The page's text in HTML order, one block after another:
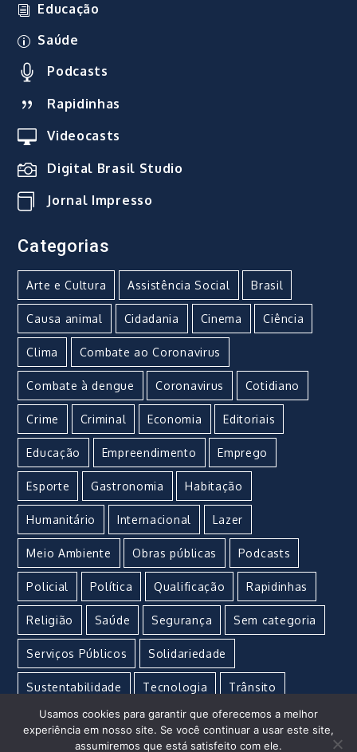
Educação
Saúde
Podcasts
Rapidinhas
Videocasts
Digital Brasil Studio
Jornal Impresso
Categorias
Arte e Cultura Assistência Social Brasil
Causa animal Cidadania Cinema Ciência
Clima Combate ao Coronavirus
Combate à dengue Coronavirus Cotidiano
Crime Criminal Economia Editoriais
Educação Empreendimento Emprego
Esporte Gastronomia Habitação
Humanitário Internacional Lazer
Meio Ambiente Obras públicas Podcasts
Policial Política Qualificação Rapidinhas
Religião Saúde Segurança Sem categoria
Serviços Públicos Solidariedade
Sustentabilidade Tecnologia Trânsito
Turismo Urgente Vacina Violência
Usamos cookies para garantir que oferecemos a melhor
experiência em nosso site. Se você continuar a usar este site,
assumiremos que está satisfeito com ele.